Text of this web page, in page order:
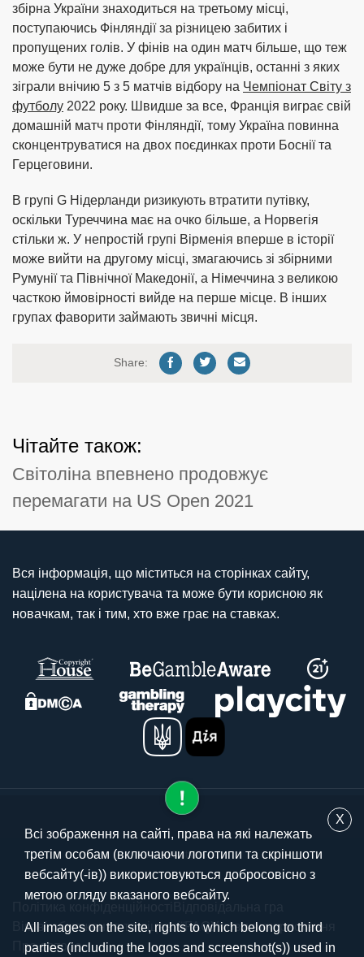
збірна України знаходиться на третьому місці,
поступаючись Фінляндії за різницею забитих і
пропущених голів. У фінів на один матч більше, що теж
може бути не дуже добре для українців, останні з яких
зіграли внічию 5 з 5 матчів відбору на Чемпіонат Світу з
футболу 2022 року. Швидше за все, Франція виграє свій
домашній матч проти Фінляндії, тому Україна повинна
сконцентруватися на двох поєдинках проти Боснії та
Герцеговини.
В групі G Нідерланди ризикують втратити путівку,
оскільки Туреччина має на очко більше, а Норвегія
стільки ж. У непростій групі Вірменія вперше в історії
може вийти на другому місці, змагаючись зі збірними
Румунії та Північної Македонії, а Німеччина з великою
часткою ймовірності вийде на перше місце. В інших
групах фаворити займають звичні місця.
Share:
Чітайте також:
Світоліна впевнено продовжує
перемагати на US Open 2021
Вся інформація, що міститься на сторінках сайту,
націлена на користувача та може бути корисною як
новачкам, так і тим, хто вже грає на ставках.
© 2025 stavki.ua
Вікові обмеження та ліцензіїFAQУмови використання
Про автора
X
Всі зображення на сайті, права на які належать
третім особам (включаючи логотипи та скріншоти
вебсайту(-ів)) використовуються добросовісно з
метою огляду вказаного вебсайту.
All images on the site, rights to which belong to third
parties (including the logos and screenshot(s)) used in